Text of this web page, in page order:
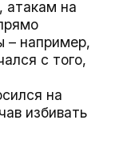
атакам на
– например,
с того,
на
избивать